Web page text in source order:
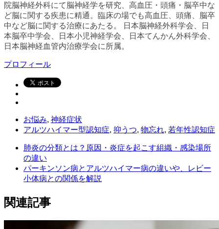
院脳神経外科にて脳神経学を研究、高血圧・頭痛・脳卒中な
ど脳に関する疾患に精通。臨床の場でも高血圧、頭痛、脳卒
中など脳に関する治療にあたる。 日本脳神経外科学会、日
本脳卒中学会、日本小児神経学会、日本てんかん外科学会、
日本脳神経血管内治療学会に所属。
プロフィール
お悩み, 神経症状
アルツハイマー型認知症, 抑うつ, 物忘れ, 若年性認知症
肺炎の分類とは？原因・炎症を起こす組織・感染場所
の違い
パーキンソン病とアルツハイマー病の違いや、レビー
小体病との関係を解説
関連記事